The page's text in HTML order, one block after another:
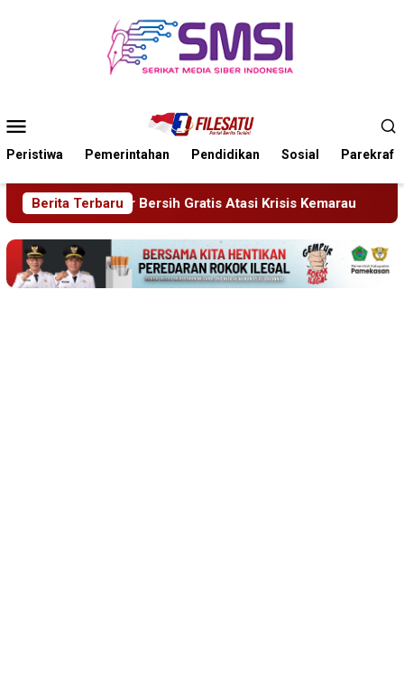
Mobile
Peristiwa Pemerintahan Pendidikan Sosial Parekraf
Berita Terbaru
Krisis Kemarau Sidang Tipiring, Penjual Miras